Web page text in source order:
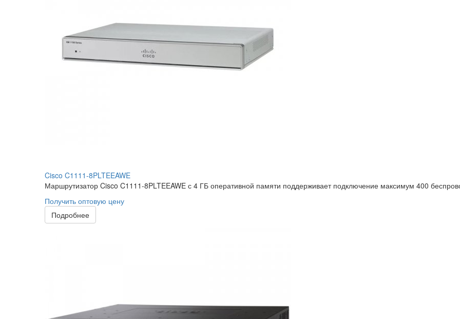
Cisco C1111-8PLTEEAWE
Маршрутизатор Cisco C1111-8PLTEEAWE с 4 ГБ оперативной памяти поддерживает подключение максимум 400
Получить оптовую цену
Подробнее